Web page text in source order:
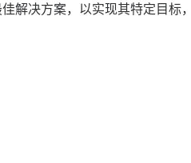
解决方案，以实现其特定目标